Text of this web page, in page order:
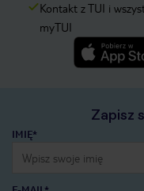
Kontakt z TUI i
myTUI
Zapisz
IMIĘ*